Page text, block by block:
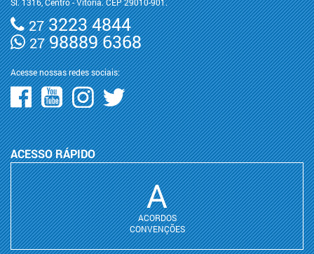
Sl. 1316, Centro - Vitória. CEP 29010-901.
273223 4844
2798889 6368
Acesse nossas redes sociais:
ACESSO RÁPIDO
A
ACORDOS
CONVENÇÕES